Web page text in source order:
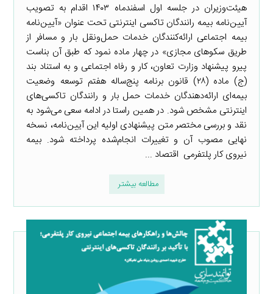
هیئت‌وزیران در جلسه اول اسفندماه ۱۴۰۳ اقدام به تصویب
آیین‌نامه بیمه رانندگان تاکسی اینترنتی تحت عنوان «آیین‌نامه
بیمه اجتماعی ارائه‌کنندگان خدمات حمل‌ونقل بار و مسافر از
طریق سکوهای مجازی» در چهار ماده نمود که طبق آن بناست
پیرو پیشنهاد وزارت تعاون، کار و رفاه اجتماعی و به استناد بند
(ج) ماده (۲۸) قانون برنامه پنج‌ساله هفتم توسعه وضعیت
بیمه‌ای ارائه‌دهندگان خدمات حمل بار و رانندگان تاکسی‌های
اینترنتی مشخص شود. در همین راستا در ادامه سعی می‌شود به
نقد و بررسی مختصر متن پیشنهادی اولیه این آیین‌نامه، نسخه
نهایی مصوب آن و تغییرات انجام‌شده پرداخته شود. بیمه
نیروی کار پلتفرمی اقتصاد ...
مطالعه بیشتر